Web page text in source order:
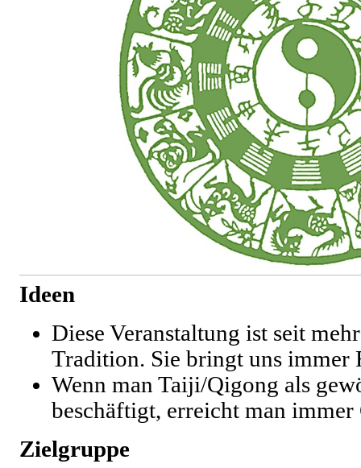
Ideen
Diese Veranstaltung ist seit
Tradition. Sie bringt uns immer
Wenn man Taiji/Qigong als
beschäftigt, erreicht man immer
Zielgruppe